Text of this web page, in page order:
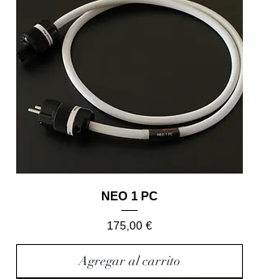
NEO 1 PC
Precio
175,00 €
Agregar al carrito